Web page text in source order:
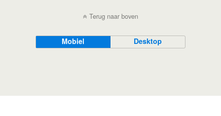
Terug naar boven
Mobiel Desktop